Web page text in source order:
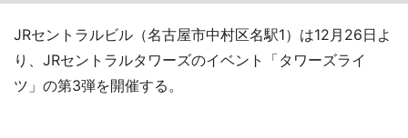
JRセントラルビル（名古屋市中村区名駅1）は12月26日よ
り、JRセントラルタワーズのイベント「タワーズライ
ツ」の第3弾を開催する。